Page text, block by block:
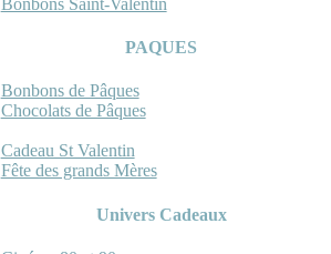
Bonbons Saint-Valentin
PAQUES
Bonbons de Pâques
Chocolats de Pâques
Cadeau St Valentin
Fête des grands Mères
Univers Cadeaux